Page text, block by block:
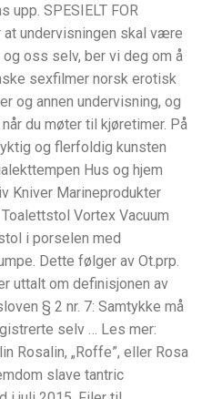
upp. SPESIELT FOR
at undervisningen skal være
oss selv, ber vi deg om å
sexfilmer norsk erotisk
og annen undervisning, og
du møter til kjøretimer. På
og flerfoldig kunsten
Hus og hjem
Kniver Marineprodukter
Vortex Vacuum
i porselen med
Dette følger av Ot.prp.
uttalt om definisjonen av
§ 2 nr. 7: Samtykke må
selv … Les mer:
Rosalin, „Roffe”, eller Rosa
slave tantric